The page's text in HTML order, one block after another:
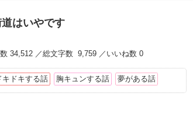
はいやです
34,512 ／総文字数 9,759 ／いいね数 0
キドキする話 胸キュンする話 夢がある話